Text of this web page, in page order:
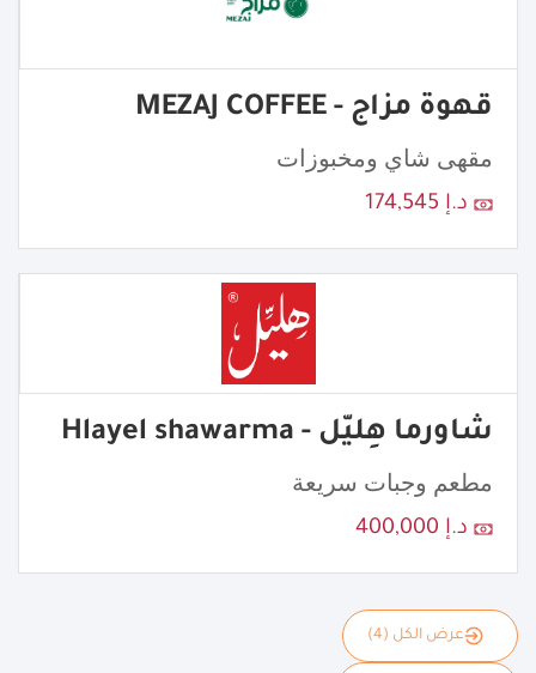
قهوة مزاج - MEZAJ COFFEE
مقهى شاي ومخبوزات
د.إ 174,545
شاورما هِليّل - Hlayel shawarma
مطعم وجبات سريعة
د.إ 400,000
عرض الكل (4)